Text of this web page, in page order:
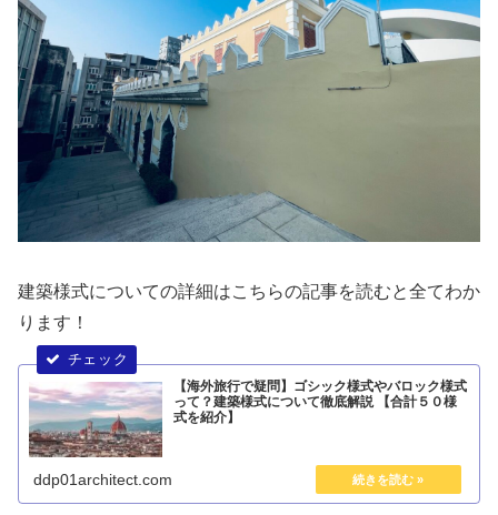
建築様式についての詳細はこちらの記事を読むと全てわか
ります！
【海外旅行で疑問】ゴシック様式やバロック様式
って？建築様式について徹底解説 【合計５０様
式を紹介】
ddp01architect.com